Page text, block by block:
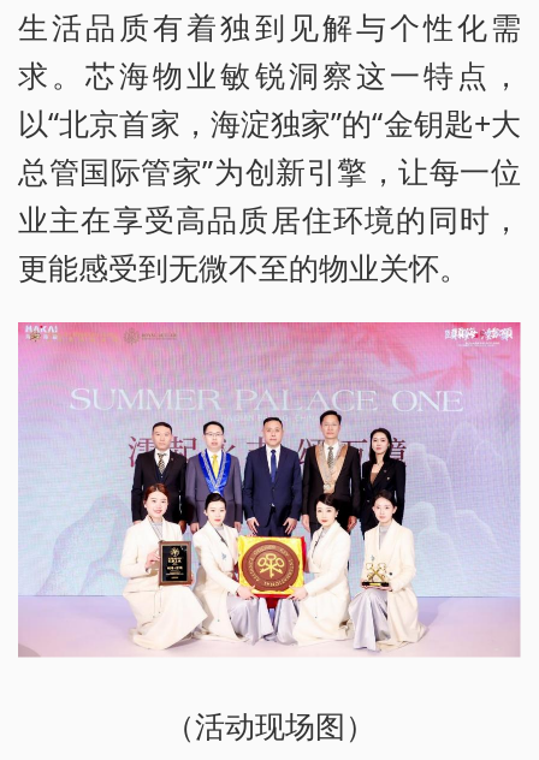
生活品质有着独到见解与个性化需
求。芯海物业敏锐洞察这一特点，
以“北京首家，海淀独家”的“金钥匙+大
总管国际管家”为创新引擎，让每一位
业主在享受高品质居住环境的同时，
更能感受到无微不至的物业关怀。
（活动现场图）